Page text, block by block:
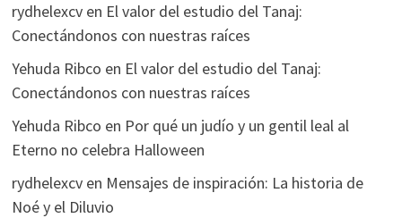
rydhelexcven El valor del estudio del Tanaj:
Conectándonos con nuestras raíces
Yehuda Ribco en El valor del estudio del Tanaj:
Conectándonos con nuestras raíces
Yehuda Ribco en Por qué un judío y un gentil leal al
Eterno no celebra Halloween
rydhelexcven Mensajes de inspiración: La historia de
Noé y el Diluvio